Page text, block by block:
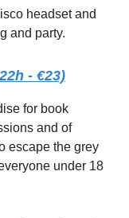
headset and
and party.
- €23)
for book
and of
escape the grey
under 18